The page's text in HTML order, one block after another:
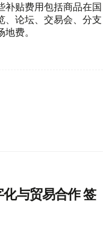
补贴费用包括商品在国
、论坛、交易会、分支
费。
与贸易合作 签